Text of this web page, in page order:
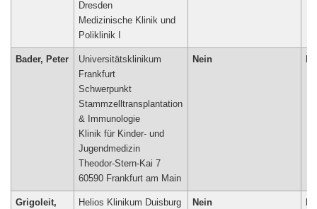
Dresden
Medizinische Klinik und
Bader, Peter
Universitätsklinikum
Frankfurt
Schwerpunkt
Stammzelltransplantation
& Immunologie
Klinik für Kinder- und
Jugendmedizin
Theodor-Stern-Kai 7
60590 Frankfurt am Main
Nein
Grigoleit,
Helios Klinikum Duisburg Nein